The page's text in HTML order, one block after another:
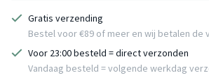
Gratis verzending
Bestel voor €89 of meer en wij betalen de
Voor 23:00 besteld = direct verzonden
Vandaag besteld = volgende werkdag